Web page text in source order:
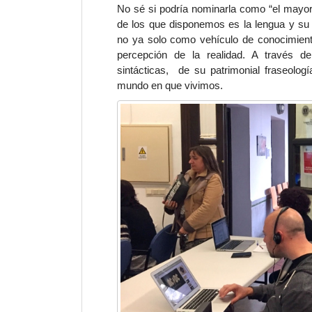
No sé si podría nominarla como “el
de los que disponemos es la lengua y su
no ya solo como vehículo de
percepción de la realidad. A través de
sintácticas, de su patrimonial
mundo en que vivimos.